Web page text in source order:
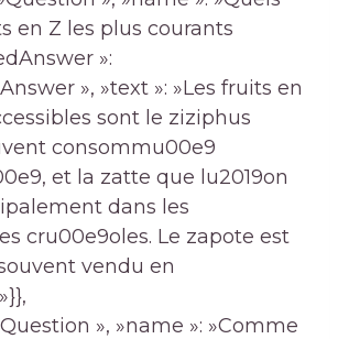
en Z les plus courants
»:
», »text »: »Les fruits en
sont le ziziphus
consommu00e9
et la zatte que lu2019on
dans les
cru00e9oles. Le zapote est
vendu en
», »name »: »Comme